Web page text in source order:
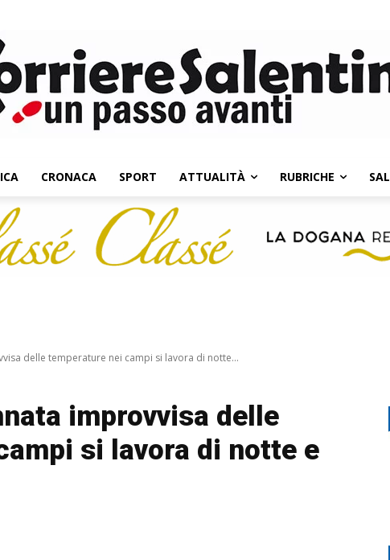
CRONACA SPORT ATTUALITÀ RUBRICHE
delle temperature nei campi si lavora di notte...
improvvisa delle
si lavora di notte e